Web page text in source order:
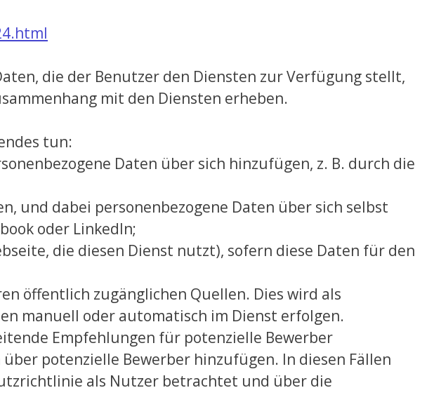
die der Benutzer den Diensten zur Verfügung stellt,
mit den Diensten erheben.
tun:
Daten über sich hinzufügen, z. B. durch die
und dabei personenbezogene Daten über sich selbst
oder LinkedIn;
die diesen Dienst nutzt), sofern diese Daten für den
öffentlich zugänglichen Quellen. Dies wird als
manuell oder automatisch im Dienst erfolgen.
Empfehlungen für potenzielle Bewerber
potenzielle Bewerber hinzufügen. In diesen Fällen
als Nutzer betrachtet und über die